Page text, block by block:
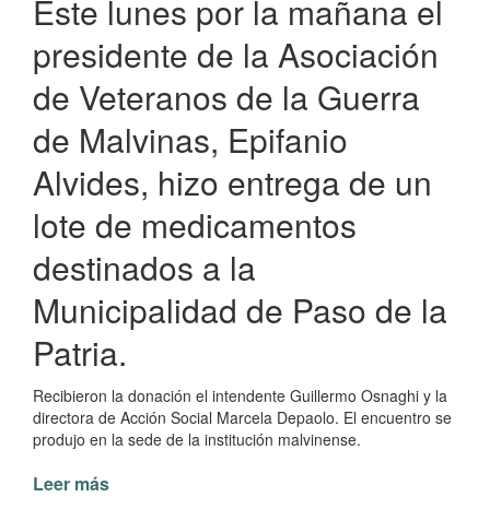
Este lunes por la mañana el
presidente de la Asociación
de Veteranos de la Guerra
de Malvinas, Epifanio
Alvides, hizo entrega de un
lote de medicamentos
destinados a la
Municipalidad de Paso de la
Patria.
Recibieron la donación el intendente Guillermo Osnaghi y la
directora de Acción Social Marcela Depaolo. El encuentro se
produjo en la sede de la institución malvinense.
Leer más